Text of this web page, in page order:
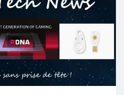
✕